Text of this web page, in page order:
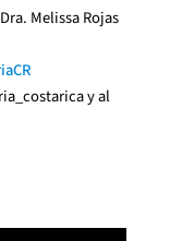
Melissa Rojas
y al